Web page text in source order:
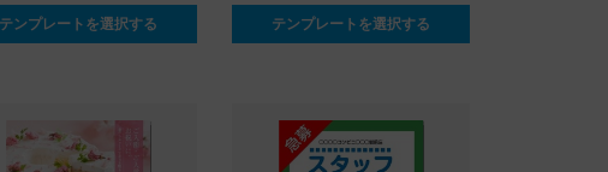
テンプレートを選択する テンプレートを選択する